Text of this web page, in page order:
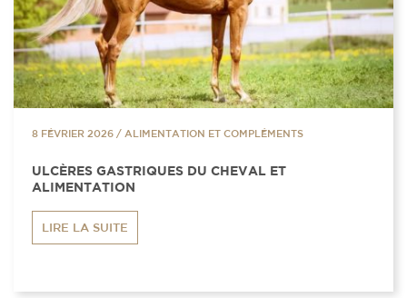
8 FÉVRIER 2026 / ALIMENTATION ET COMPLÉMENTS
ULCÈRES GASTRIQUES DU CHEVAL ET
ALIMENTATION
LIRE LA SUITE